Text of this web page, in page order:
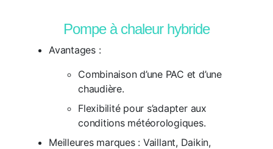
Pompe à chaleur hybride
Avantages :
Combinaison d’une PAC et d’une
chaudière.
Flexibilité pour s’adapter aux
conditions météorologiques.
Meilleures marques : Vaillant, Daikin,